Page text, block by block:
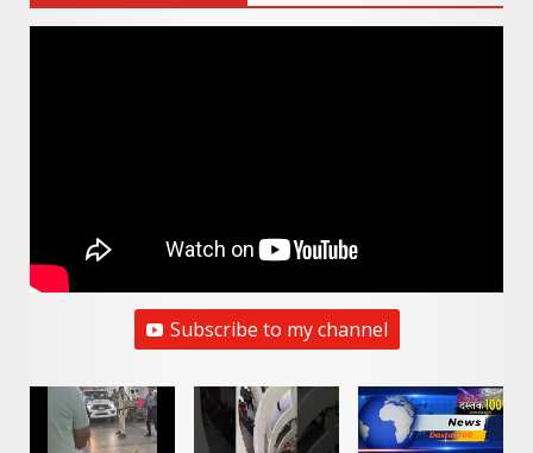
Subscribe to my channel